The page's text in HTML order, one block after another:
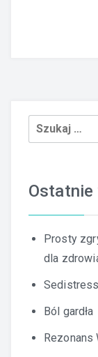
Szukaj:
Ostatnie
Prosty
dla
Sedistress
Ból gardła
Rezonans